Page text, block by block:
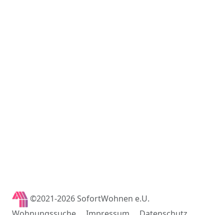
©2021-2026 SofortWohnen e.U.